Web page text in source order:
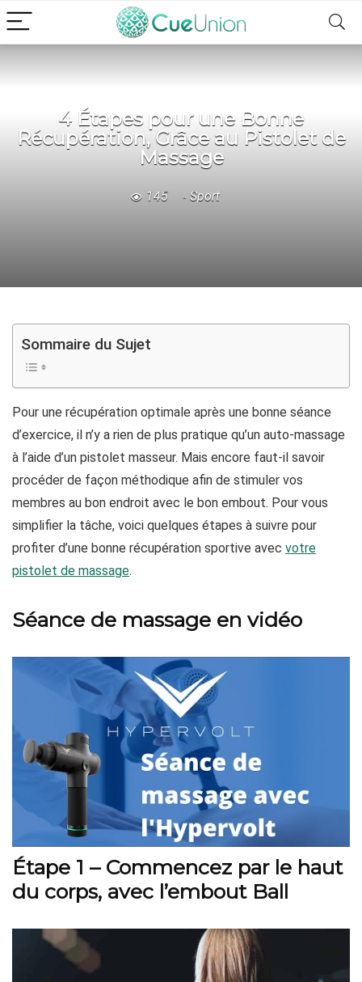
4 Étapes pour une Bonne
Récupération, Grâce au Pistolet de
Massage
145 Sport
Sommaire du Sujet
Pour une récupération optimale après une bonne séance
d’exercice, il n’y a rien de plus pratique qu’un auto-massage
à l’aide d’un pistolet masseur. Mais encore faut-il savoir
procéder de façon méthodique afin de stimuler vos
membres au bon endroit avec le bon embout. Pour vous
simplifier la tâche, voici quelques étapes à suivre pour
profiter d’une bonne récupération sportive avec votre
pistolet de massage.
Séance de massage en vidéo
Étape 1 – Commencez par le haut
du corps, avec l’embout Ball